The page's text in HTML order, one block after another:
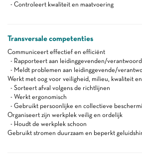
- Controleert kwaliteit en maatvoering
Transversale competenties
Communiceert effectief en efficiënt
- Rapporteert aan leidinggevenden/
- Meldt problemen aan leidinggevende/
Werkt met oog voor veiligheid, milieu, kwaliteit
- Sorteert afval volgens de richtlijnen
- Werkt ergonomisch
- Gebruikt persoonlijke en collectieve
Organiseert zijn werkplek veilig en ordelijk
- Houdt de werkplek schoon
Gebruikt stromen duurzaam en beperkt